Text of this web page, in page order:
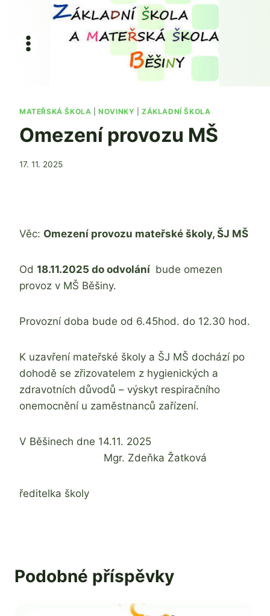
obsah
MATEŘSKÁ ŠKOLA |NOVINKY |ZÁKLADNÍ ŠKOLA
Omezení provozu MŠ
Od
17. 11. 2025
Věc: Omezení provozu mateřské školy, ŠJ MŠ
Od 18.11.2025 do odvolání bude omezen
provoz v MŠ Běšiny.
Provozní doba bude od 6.45hod. do 12.30 hod.
K uzavření mateřské školy a ŠJ MŠ dochází po
dohodě se zřizovatelem z hygienických a
zdravotních důvodů – výskyt respiračního
onemocnění u zaměstnanců zařízení.
V Běšinech dne 14.11. 2025
Mgr. Zdeňka Žatková
ředitelka školy
Podobné příspěvky